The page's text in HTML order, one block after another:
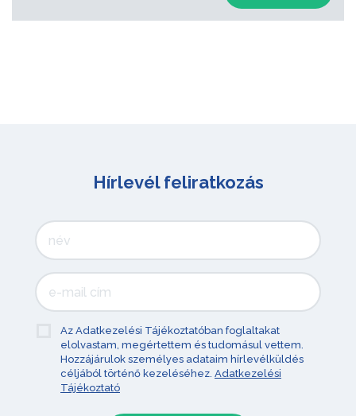
Hírlevél feliratkozás
Az Adatkezelési Tájékoztatóban foglaltakat
elolvastam, megértettem és tudomásul vettem.
Hozzájárulok személyes adataim hírlevélküldés
céljából történő kezeléséhez. Adatkezelési
Tájékoztató